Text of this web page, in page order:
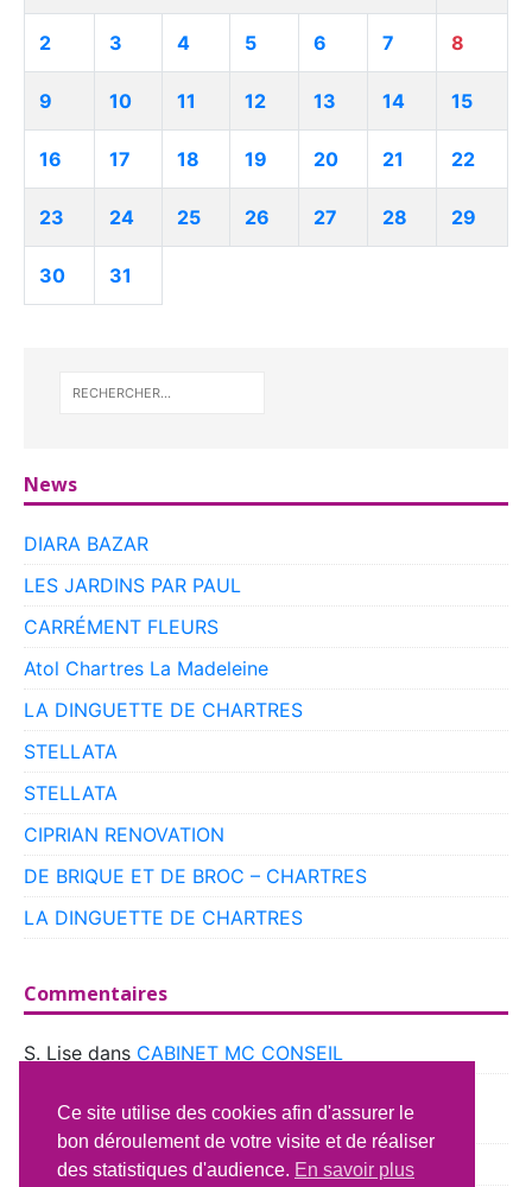
2 3 4 5 6 7 8
9 10 11 12 13 14 15
16 17 18 19 20 21 22
23 24 25 26 27 28 29
30 31
News
DIARA BAZAR
LES JARDINS PAR PAUL
CARRÉMENT FLEURS
Atol Chartres La Madeleine
LA DINGUETTE DE CHARTRES
STELLATA
STELLATA
CIPRIAN RENOVATION
DE BRIQUE ET DE BROC – CHARTRES
LA DINGUETTE DE CHARTRES
Commentaires
S. Lise dans CABINET MC CONSEIL
BEAUCE
Richard LaverydansATELIER DU CAMPING CAR
Ce site utilise des cookies afin d'assurer le
bon déroulement de votre visite et de réaliser
des statistiques d'audience. En savoir plus